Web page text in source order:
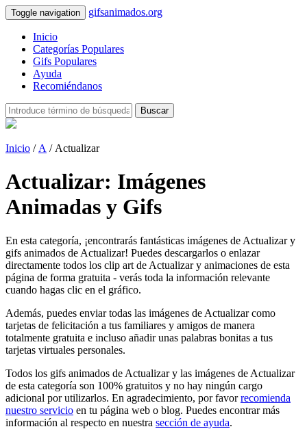
Toggle navigation gifsanimados.org
Inicio
Categorías Populares
Gifs Populares
Ayuda
Recomiéndanos
Buscar
Inicio / A / Actualizar
Actualizar: Imágenes
Animadas y Gifs
En esta categoría, ¡encontrarás fantásticas imágenes de Actualizar y
gifs animados de Actualizar! Puedes descargarlos o enlazar
directamente todos los clip art de Actualizar y animaciones de esta
página de forma gratuita - verás toda la información relevante
cuando hagas clic en el gráfico.
Además, puedes enviar todas las imágenes de Actualizar como
tarjetas de felicitación a tus familiares y amigos de manera
totalmente gratuita e incluso añadir unas palabras bonitas a tus
tarjetas virtuales personales.
Todos los gifs animados de Actualizar y las imágenes de Actualizar
de esta categoría son 100% gratuitos y no hay ningún cargo
adicional por utilizarlos. En agradecimiento, por favorrecomienda
nuestro servicio en tu página web o blog. Puedes encontrar más
información al respecto en nuestra sección de ayuda.